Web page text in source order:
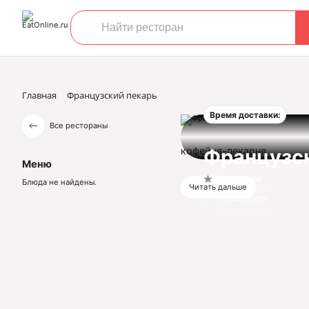
Главная Французский пекарь
Все рестораны
Меню
Блюда не найдены.
Время доставки:
кофейня-пекарня
Читать дальше